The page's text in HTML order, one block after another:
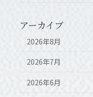
アーカイブ
2026年8月
2026年7月
2026年6月